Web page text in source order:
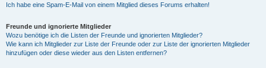
Ich habe eine Spam-E-Mail von einem Mitglied dieses Forums erhalten!
Freunde und ignorierte Mitglieder
Wozu benötige ich die Listen der Freunde und ignorierten Mitglieder?
Wie kann ich Mitglieder zur Liste der Freunde oder zur Liste der ignorierten Mitglieder
hinzufügen oder diese wieder aus den Listen entfernen?